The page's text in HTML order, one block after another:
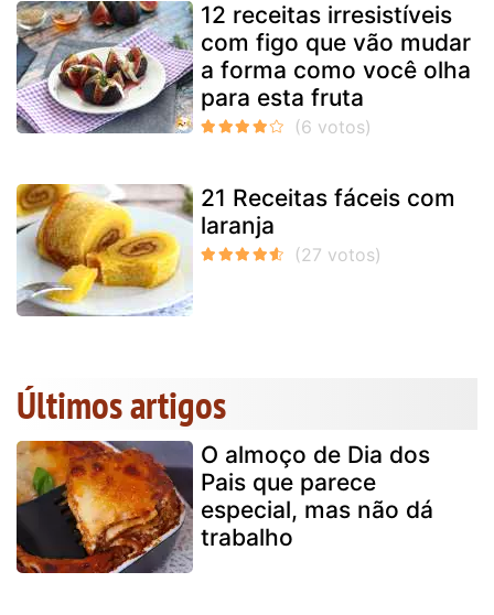
12 receitas irresistíveis
com figo que vão mudar
a forma como você olha
para esta fruta
21 Receitas fáceis com
laranja
Últimos artigos
O almoço de Dia dos
Pais que parece
especial, mas não dá
trabalho